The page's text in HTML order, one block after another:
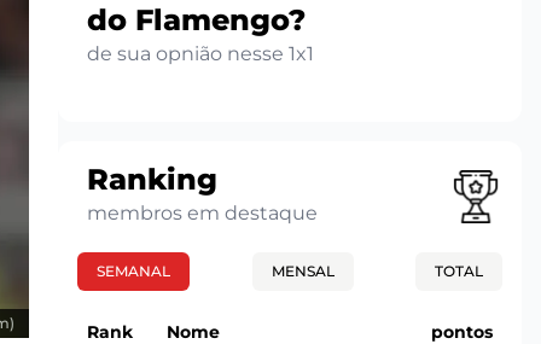
do Flamengo?
de sua opnião nesse 1x1
Ranking
membros em destaque
SEMANAL MENSAL TOTAL
Rank Nome pontos